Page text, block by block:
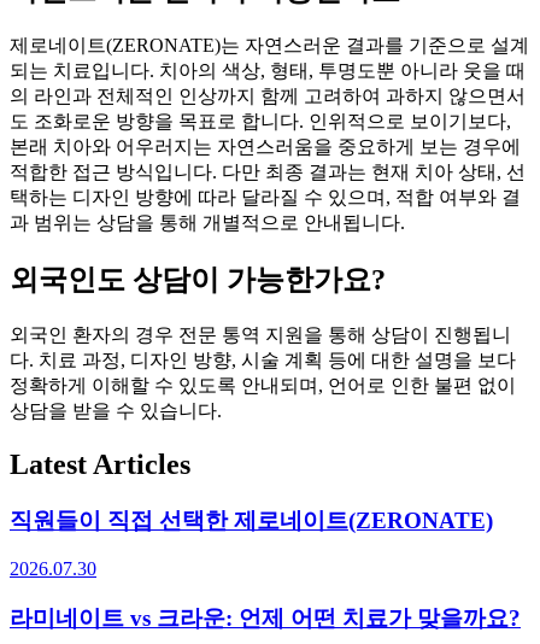
제로네이트(ZERONATE)는 자연스러운 결과를 기준으로 설계
되는 치료입니다. 치아의 색상, 형태, 투명도뿐 아니라 웃을 때
의 라인과 전체적인 인상까지 함께 고려하여 과하지 않으면서
도 조화로운 방향을 목표로 합니다. 인위적으로 보이기보다,
본래 치아와 어우러지는 자연스러움을 중요하게 보는 경우에
적합한 접근 방식입니다. 다만 최종 결과는 현재 치아 상태, 선
택하는 디자인 방향에 따라 달라질 수 있으며, 적합 여부와 결
과 범위는 상담을 통해 개별적으로 안내됩니다.
외국인도 상담이 가능한가요?
외국인 환자의 경우 전문 통역 지원을 통해 상담이 진행됩니
다. 치료 과정, 디자인 방향, 시술 계획 등에 대한 설명을 보다
정확하게 이해할 수 있도록 안내되며, 언어로 인한 불편 없이
상담을 받을 수 있습니다.
Latest Articles
직원들이 직접 선택한 제로네이트(ZERONATE)
2026.07.30
라미네이트 vs 크라운: 언제 어떤 치료가 맞을까요?